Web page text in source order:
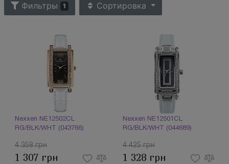
Фильтры 1 Сортировка
Nexxen NE12502CL
RG/BLK/WHT (043766)
4 358 грн
1 307 грн
Nexxen NE12501CL
RG/BLK/WHT (044689)
4 425 грн
1 328 грн